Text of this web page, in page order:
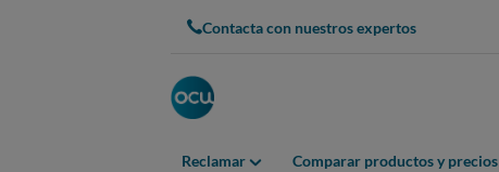
Contacta con nuestros expertos
Reclamar Comparar productos y precios